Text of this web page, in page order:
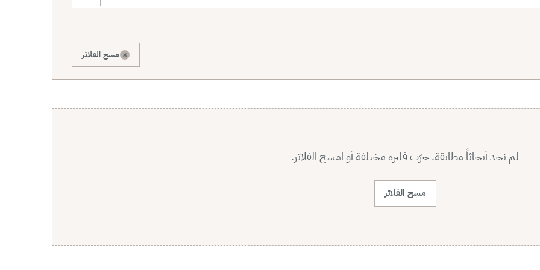
× مسح الفلاتر
لم نجد أبحاثاً مطابقة. جرّب فلترة مختلفة أو امسح الفلاتر.
مسح الفلاتر